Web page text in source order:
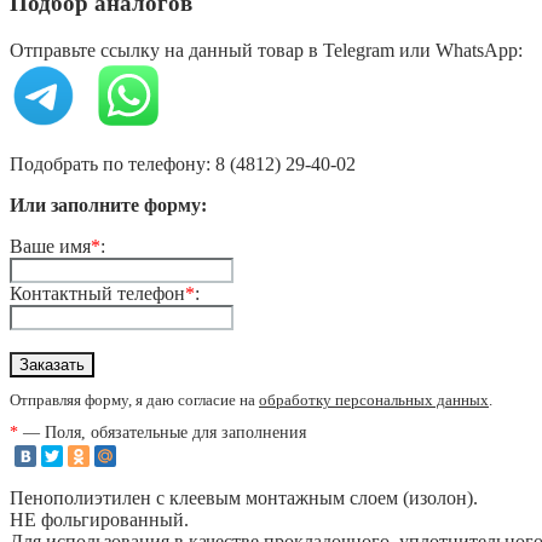
Отправьте ссылку на данный товар в Telegram или WhatsApp:
Подобрать по телефону: 8 (4812) 29-40-02
Или заполните форму:
Ваше имя*:
Контактный телефон*:
Отправляя форму, я даю согласие на обработку персональных данных.
* — Поля, обязательные для заполнения
Пенополиэтилен с клеевым монтажным слоем (изолон).
НЕ фольгированный.